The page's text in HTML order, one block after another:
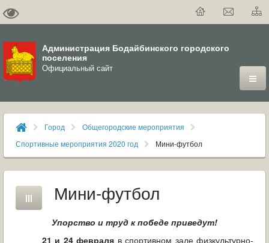
Администрация Бодайбинского городского
поселения
Официальный сайт
ГОРОД
ДУМА
ВЛАСТЬ
ДОКУМЕНТЫ
ОФИЦИАЛЬНЫЙ ВЕСТНИК БОДАЙБО
Город
Общегородские мероприятия
Спортивные мероприятия 2020 год
Мини-футбол
Мини-футбол
Упорство и труд к победе приведут!
21 и 24 февраля в спортивном зале физкультурно-